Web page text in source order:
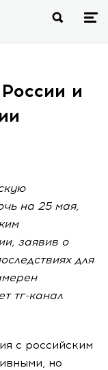
и
на 25 мая,
заявив о
для
тг-канал
с российским
но